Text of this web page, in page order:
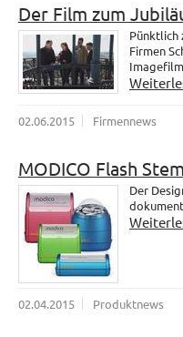
Der Film zum
Pünktlich
Firmen
02.06.2015 Firmennews
MODICO Flash
Der
02.04.2015 Produktnews